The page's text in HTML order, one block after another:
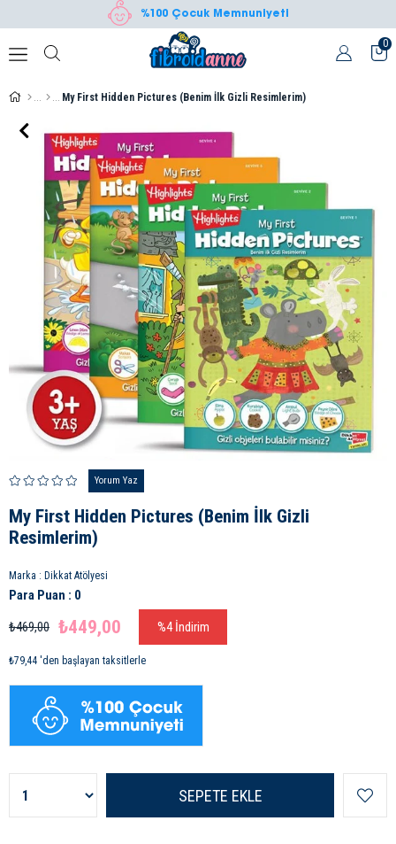
%100 Çocuk Memnuniyeti
0
My First Hidden Pictures (Benim İlk Gizli Resimlerim)
Yorum Yaz
My First Hidden Pictures (Benim İlk Gizli
Resimlerim)
Marka : Dikkat Atölyesi
Para Puan : 0
₺469,00 ₺449,00 %4İndirim
₺79,44 'den başlayan taksitlerle